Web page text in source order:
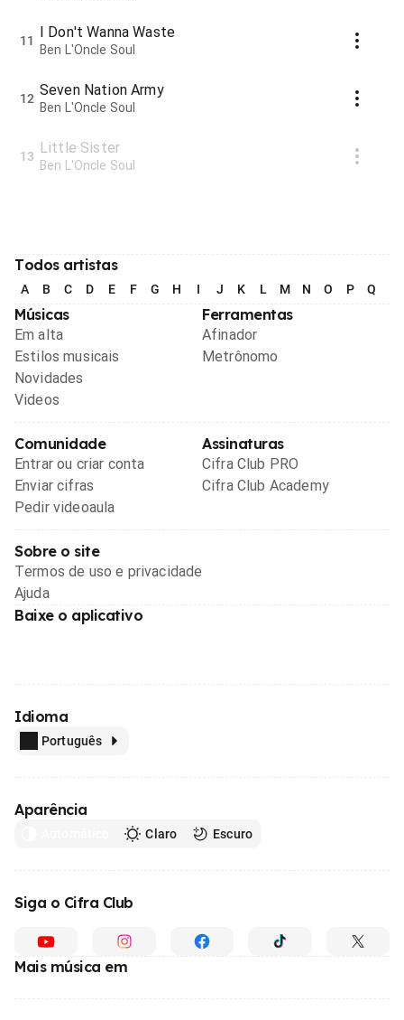
11 I Don't Wanna Waste
Ben L'Oncle Soul
12 Seven Nation Army
Ben L'Oncle Soul
13 Little Sister
Ben L'Oncle Soul
Todos artistas
A B C D E F G H I J K L M N O P Q
Músicas
Em alta
Estilos musicais
Novidades
Videos
Ferramentas
Afinador
Metrônomo
Comunidade
Entrar ou criar conta
Enviar cifras
Pedir videoaula
Assinaturas
Cifra Club PRO
Cifra Club Academy
Sobre o site
Termos de uso e privacidade
Ajuda
Baixe o aplicativo
Idioma
Português
Aparência
Claro Escuro
Siga o Cifra Club
Mais música em